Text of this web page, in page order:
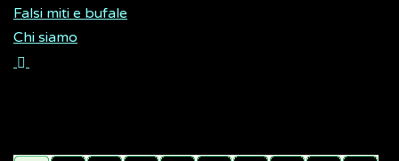
Falsi miti e bufale
Chi siamo